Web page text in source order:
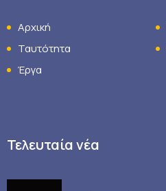
Αρχική
Ταυτότητα
Έργα
Τελευταία νέα